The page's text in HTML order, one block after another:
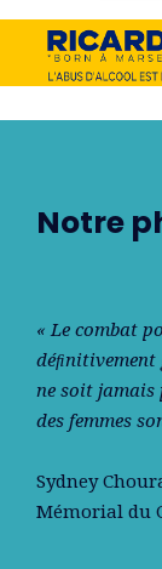
Notre
« Le combat
déﬁnitivement
ne soit jamais
des femmes
Sydney
Mémorial du